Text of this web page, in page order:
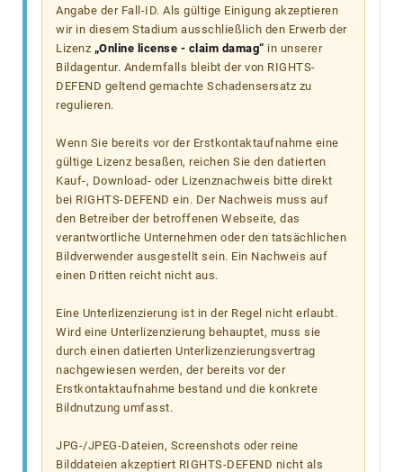
Angabe der Fall-ID. Als gültige Einigung akzeptieren
wir in diesem Stadium ausschließlich den Erwerb der
Lizenz „Online license - claim damag“ in unserer
Bildagentur. Andernfalls bleibt der von RIGHTS-
DEFEND geltend gemachte Schadensersatz zu
regulieren.
Wenn Sie bereits vor der Erstkontaktaufnahme eine
gültige Lizenz besaßen, reichen Sie den datierten
Kauf-, Download- oder Lizenznachweis bitte direkt
bei RIGHTS-DEFEND ein. Der Nachweis muss auf
den Betreiber der betroffenen Webseite, das
verantwortliche Unternehmen oder den tatsächlichen
Bildverwender ausgestellt sein. Ein Nachweis auf
einen Dritten reicht nicht aus.
Eine Unterlizenzierung ist in der Regel nicht erlaubt.
Wird eine Unterlizenzierung behauptet, muss sie
durch einen datierten Unterlizenzierungsvertrag
nachgewiesen werden, der bereits vor der
Erstkontaktaufnahme bestand und die konkrete
Bildnutzung umfasst.
JPG-/JPEG-Dateien, Screenshots oder reine
Bilddateien akzeptiert RIGHTS-DEFEND nicht als